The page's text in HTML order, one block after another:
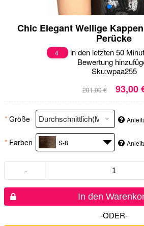
Chic Elegant Wellige
Perücke
4
in den letzten 50
Bewertung
Sku:wpaa255
201,00 € 93,00
* Größe
* Farben S-8
-
In den
-ODER-